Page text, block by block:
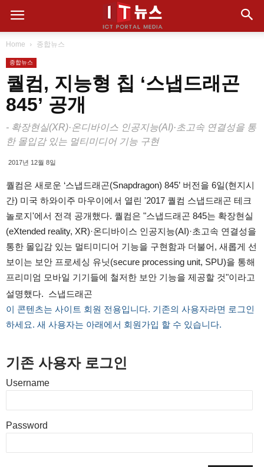
Home 종합뉴스
종합뉴스
퀄컴, 지능형 칩 ‘스냅드래곤
845’ 공개
- 확장현실(XR)·온디바이스 인공지능(AI)·초고속 연결성을 통
한 몰입감 있는 멀티미디어 기능 구현
2017년 12월 8일
퀄컴은 새로운 ‘스냅드래곤(Snapdragon) 845’ 버전을 6일(현지시
간) 미국 하와이주 마우이에서 열린 '2017 퀄컴 스냅드래곤 테크
놀로지'에서 전격 공개했다. 퀄컴은 "스냅드래곤 845는 확장현실
(eXtended reality, XR)·온디바이스 인공지능(AI)·초고속 연결성을
통한 몰입감 있는 멀티미디어 기능을 구현함과 더불어, 새롭게 선
보이는 보안 프로세싱 유닛(secure processing unit, SPU)을 통해
프리미엄 모바일 기기들에 철저한 보안 기능을 제공할 것"이라고
설명했다. 스냅드래곤
이 콘텐츠는 사이트 회원 전용입니다. 기존의 사용자라면 로그인
하세요. 새 사용자는 아래에서 회원가입 할 수 있습니다.
기존 사용자 로그인
Username
Password